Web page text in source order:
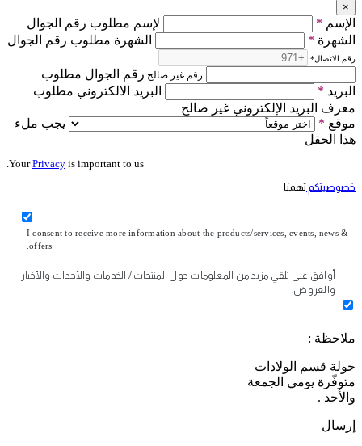
×
الإسم *
لإسم مطلوب رقم الجوال
الشهرة * الشهرة مطلوب رقم الجوال
رقم الاتصال*
رقم غير صالح رقم الجوال مطلوب
البريد *
البريد الالكتروني مطلوب
معرف البريد الإلكتروني غير صالح
موقع *
يجب ملء
هذا الحقل
YourPrivacy is important to us.
خصوصيتكم تهمنا
I consent to receive more information about the products/services, events, news &
offers.
أوافق على تلقي مزيد من المعلومات حول المنتجات / الخدمات والأحداث والأخبار
والعروض.
ملاحظة :
جولة قسم الولادات
متوفّرة يومي الجمعة
والأحد .
إرسال